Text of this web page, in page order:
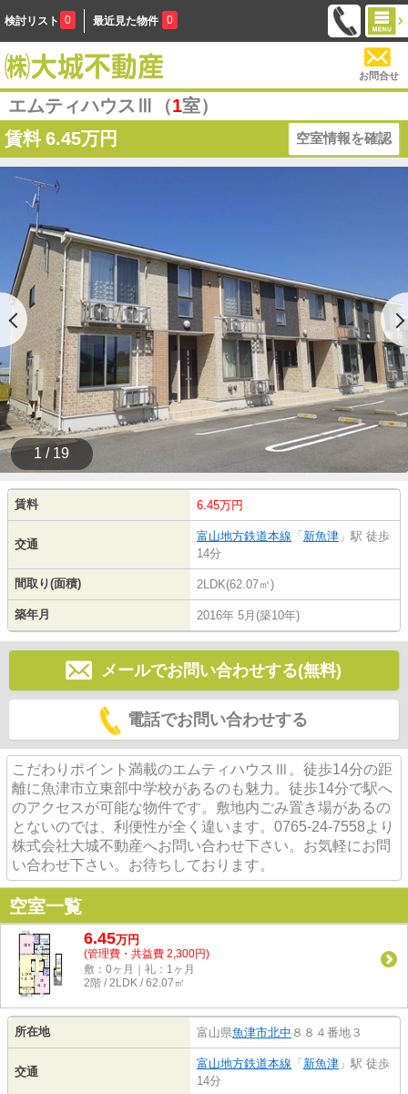
検討リスト 0 最近見た物件 0
お問合せ
エムティハウスⅢ（1室）
賃料 6.45万円 空室情報を確認
1 / 19
賃料 6.45万円
交通
富山地方鉄道本線 「 新魚津 」駅 徒歩
14分
間取り(面積) 2LDK(62.07㎡)
築年月 2016年 5月(築10年)
メールでお問い合わせする(無料)
電話でお問い合わせする
こだわりポイント満載のエムティハウスⅢ。徒歩14分の距
離に魚津市立東部中学校があるのも魅力。徒歩14分で駅へ
のアクセスが可能な物件です。敷地内ごみ置き場があるの
とないのでは、利便性が全く違います。0765-24-7558より
株式会社大城不動産へお問い合わせ下さい。お気軽にお問
い合わせ下さい。お待ちしております。
空室一覧
6.45万円
(管理費・共益費 2,300円)
敷：0ヶ月｜礼：1ヶ月
2階 / 2LDK / 62.07㎡
所在地 富山県魚津市北中 ８８４番地３
交通
富山地方鉄道本線 「 新魚津 」駅 徒歩
14分